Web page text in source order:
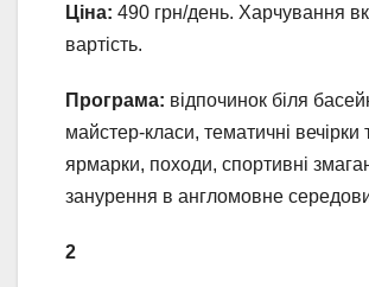
Ціна: 490 грн/день. Харчування
вартість.
Програма: відпочинок біля
майстер-класи, тематичні вечірки
ярмарки, походи, спортивні
занурення в англомовне
2